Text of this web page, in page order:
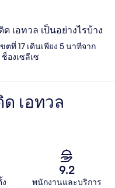
เอทวล เป็นอย่างไรบ้าง
ที่ 17 เดินเพียง 5 นาทีจาก
องเซลีเซ
เอทวล
9.2
พนักงานและบริการ